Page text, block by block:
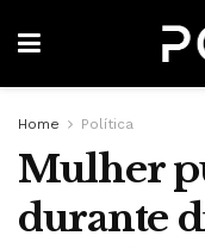
Home Política
Mulher
durante